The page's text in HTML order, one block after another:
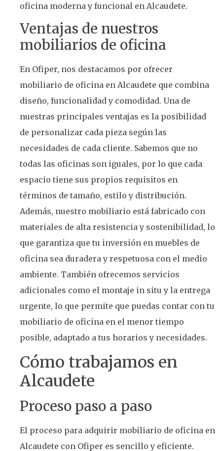
oficina moderna y funcional en Alcaudete.
Ventajas de nuestros
mobiliarios de oficina
En Ofiper, nos destacamos por ofrecer
mobiliario de oficina en Alcaudete que combina
diseño, funcionalidad y comodidad. Una de
nuestras principales ventajas es la posibilidad
de personalizar cada pieza según las
necesidades de cada cliente. Sabemos que no
todas las oficinas son iguales, por lo que cada
espacio tiene sus propios requisitos en
términos de tamaño, estilo y distribución.
Además, nuestro mobiliario está fabricado con
materiales de alta resistencia y sostenibilidad, lo
que garantiza que tu inversión en muebles de
oficina sea duradera y respetuosa con el medio
ambiente. También ofrecemos servicios
adicionales como el montaje in situ y la entrega
urgente, lo que permite que puedas contar con tu
mobiliario de oficina en el menor tiempo
posible, adaptado a tus horarios y necesidades.
Cómo trabajamos en
Alcaudete
Proceso paso a paso
El proceso para adquirir mobiliario de oficina en
Alcaudete con Ofiper es sencillo y eficiente.